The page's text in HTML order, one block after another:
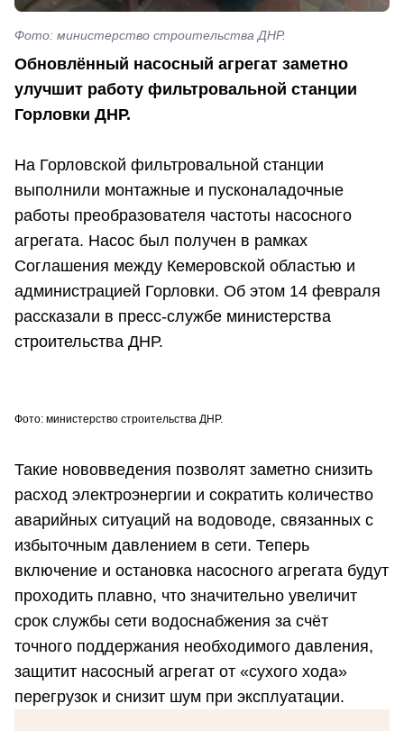
Фото: министерство строительства ДНР.
Обновлённый насосный агрегат заметно
улучшит работу фильтровальной станции
Горловки ДНР.
На Горловской фильтровальной станции
выполнили монтажные и пусконаладочные
работы преобразователя частоты насосного
агрегата. Насос был получен в рамках
Соглашения между Кемеровской областью и
администрацией Горловки. Об этом 14 февраля
рассказали в пресс-службе министерства
строительства ДНР.
Фото: министерство строительства ДНР.
Такие нововведения позволят заметно снизить
расход электроэнергии и сократить количество
аварийных ситуаций на водоводе, связанных с
избыточным давлением в сети. Теперь
включение и остановка насосного агрегата будут
проходить плавно, что значительно увеличит
срок службы сети водоснабжения за счёт
точного поддержания необходимого давления,
защитит насосный агрегат от «сухого хода»
перегрузок и снизит шум при эксплуатации.